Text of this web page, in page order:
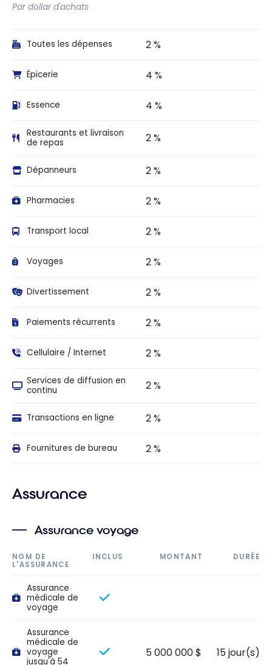
Par dollar d'achats
Toutes les dépenses 2 %
Épicerie 4 %
Essence 4 %
Restaurants et livraison
de repas
2 %
Dépanneurs 2 %
Pharmacies 2 %
Transport local 2 %
Voyages 2 %
Divertissement 2 %
Paiements récurrents 2 %
Cellulaire / Internet 2 %
Services de diffusion en
continu
2 %
Transactions en ligne 2 %
Fournitures de bureau 2 %
Assurance
Assurance voyage
NOM DE
L'ASSURANCE
INCLUS MONTANT DURÉE
Assurance
médicale de
voyage
Assurance
médicale de
voyage
jusqu'à 54
5 000 000 $ 15 jour(s)